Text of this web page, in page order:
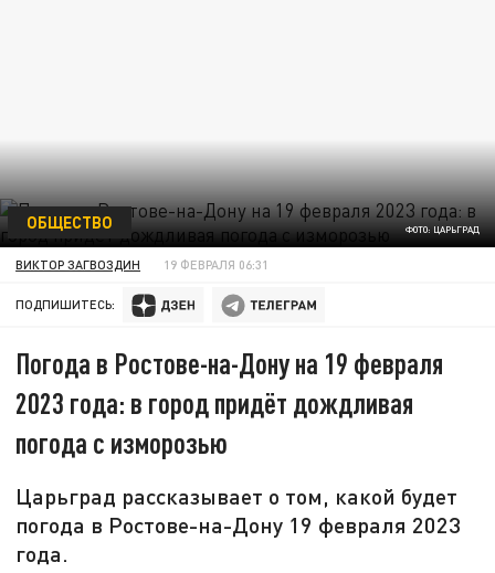
ФОТО: ЦАРЬГРАД
ОБЩЕСТВО
ВИКТОР ЗАГВОЗДИН 19 ФЕВРАЛЯ 06:31
ПОДПИШИТЕСЬ:
Погода в Ростове-на-Дону на 19 февраля
2023 года: в город придёт дождливая
погода с изморозью
Царьград рассказывает о том, какой будет
погода в Ростове-на-Дону 19 февраля 2023
года.